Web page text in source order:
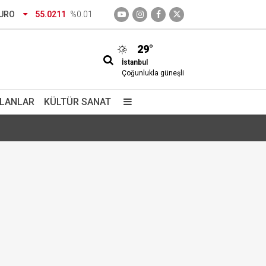
55.0211 %0.01
29°
İstanbul
Çoğunlukla güneşli
KÜLTÜR SANAT